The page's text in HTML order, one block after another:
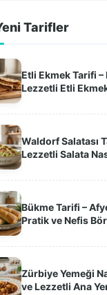
Tarifler
Etli Ekmek Tarifi –
Lezzetli Etli Ekmek
Waldorf Salatası
Lezzetli Salata
Bükme Tarifi –
Pratik ve Nefis
Zürbiye Yemeği
ve Lezzetli Ana